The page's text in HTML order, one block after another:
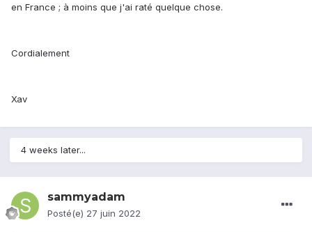
en France ; à moins que j'ai raté quelque chose.
Cordialement
Xav
4 weeks later...
sammyadam
Posté(e) 27 juin 2022